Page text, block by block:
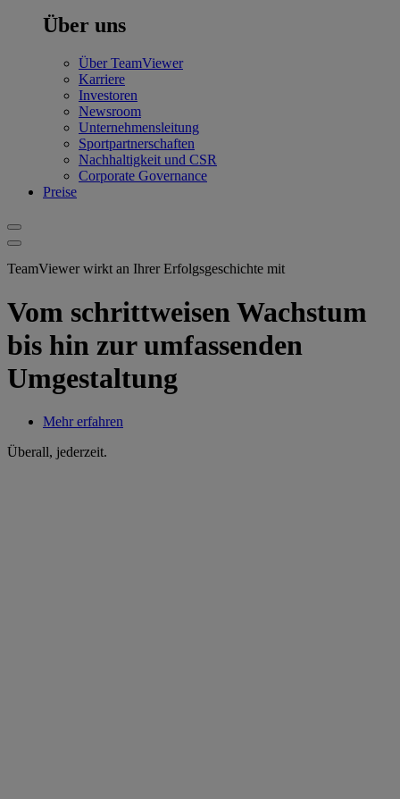
Über uns
Über TeamViewer
Karriere
Investoren
Newsroom
Unternehmensleitung
Sportpartnerschaften
Nachhaltigkeit und CSR
Corporate Governance
Preise
TeamViewer wirkt an Ihrer Erfolgsgeschichte mit
Vom schrittweisen Wachstum
bis hin zur umfassenden
Umgestaltung
Mehr erfahren
Überall, jederzeit.